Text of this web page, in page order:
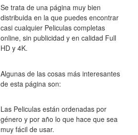
Se trata de una página muy bien
distribuida en la que puedes encontrar
casi cualquier Peliculas completas
online, sin publicidad y en calidad Full
HD y 4K.
Algunas de las cosas más interesantes
de esta página son:
Las Peliculas están ordenadas por
género y por año lo que hace que sea
muy fácil de usar.